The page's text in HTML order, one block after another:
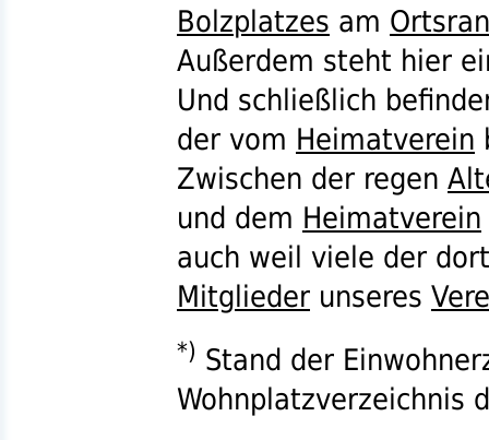
Bolzplatzes am
Außerdem steht hier
Und schließlich
der vom Heimatverein
Zwischen der regen
und dem Heimatverein
auch weil viele der
Mitglieder unseres
*) Stand der
Wohnplatzverzeichnis